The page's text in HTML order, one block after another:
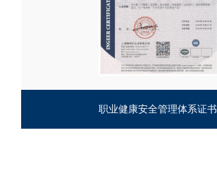
职业健康安全管理体系证书